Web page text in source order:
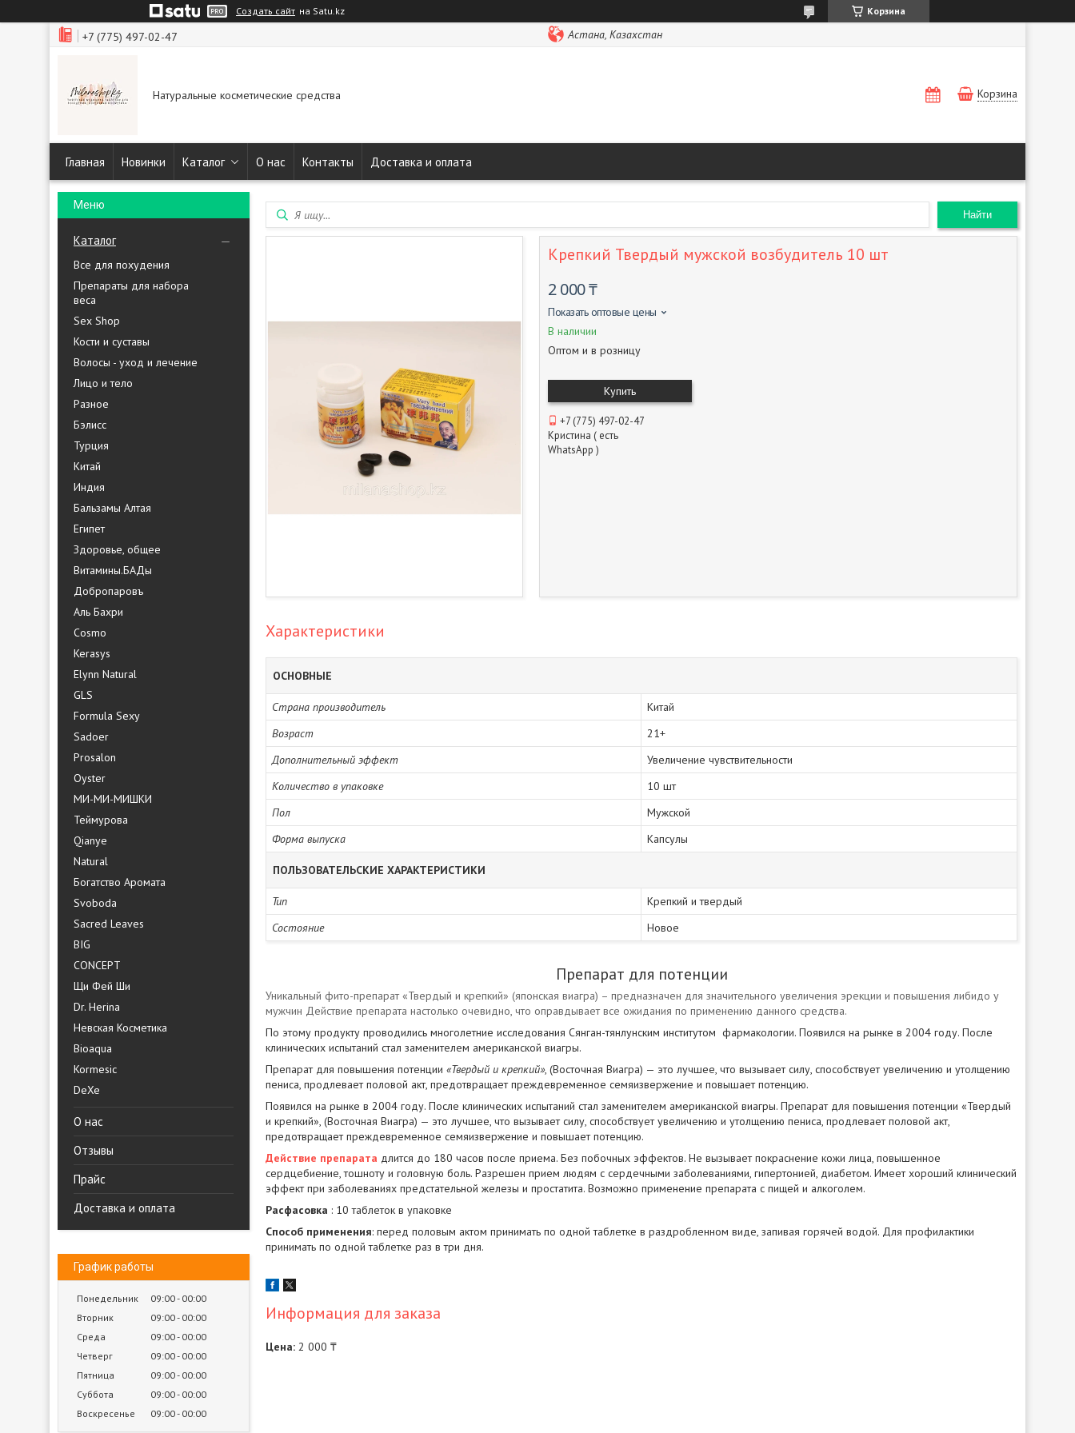
Создать сайт на Satu.kz Корзина
+7 (775) 497-02-47 Астана, Казахстан
Натуральные косметические средства Корзина
Главная Новинки Каталог О нас Контакты Доставка и оплата
Каталог
Все для похудения
Препараты для набора
веса
Sex Shop
Кости и суставы
Волосы - уход и лечение
Лицо и тело
Разное
Бэлисс
Турция
Китай
Индия
Бальзамы Алтая
Египет
Здоровье, общее
Витамины.БАДы
Добропаровъ
Аль Бахри
Cosmo
Kerasys
Elynn Natural
GLS
Formula Sexy
Sadoer
Prosalon
Oyster
МИ-МИ-МИШКИ
Теймурова
Qianye
Natural
Богатство Аромата
Svoboda
Sacred Leaves
BIG
CONCEPT
Щи Фей Ши
Dr. Herina
Невская Косметика
Bioaqua
Kormesic
DeXe
О нас
Отзывы
Прайс
Доставка и оплата
График работы
Понедельник 09:00 00:00
Вторник
09:00 00:00
Среда
09:00 00:00
Четверг
09:00 00:00
Пятница
09:00 00:00
Суббота
09:00 00:00
Воскресенье
09:00 00:00
Найти
Крепкий Твердый мужской возбудитель 10 шт
2 000 ₸
Показать оптовые цены
В наличии
Оптом и в розницу
Купить
+7 (775) 497-02-47
Кристина ( есть
WhatsApp )
Характеристики
ОСНОВНЫЕ
Страна производитель
Китай
Возраст
21+
Дополнительный эффект
Увеличение чувствительности
Количество в упаковке
10 шт
Пол
Мужской
Форма выпуска
Капсулы
ПОЛЬЗОВАТЕЛЬСКИЕ ХАРАКТЕРИСТИКИ
Тип
Крепкий и твердый
Состояние
Новое
Препарат для потенции
Уникальный фито-препарат «Твердый и крепкий» (японская виагра) – предназначен для значительного увеличения эрекции и повышения либидо у
мужчин Действие препарата настолько очевидно, что оправдывает все ожидания по применению данного средства.
По этому продукту проводились многолетние исследования Сянган-тянлунским институтом фармакологии. Появился на рынке в 2004 году. После
клинических испытаний стал заменителем американской виагры.
Препарат для повышения потенции «Твердый и крепкий», (Восточная Виагра) — это лучшее, что вызывает силу, способствует увеличению и утолщению
пениса, продлевает половой акт, предотвращает преждевременное семяизвержение и повышает потенцию.
Появился на рынке в 2004 году. После клинических испытаний стал заменителем американской виагры. Препарат для повышения потенции «Твердый
и крепкий», (Восточная Виагра) — это лучшее, что вызывает силу, способствует увеличению и утолщению пениса, продлевает половой акт,
предотвращает преждевременное семяизвержение и повышает потенцию.
Действие препарата длится до 180 часов после приема. Без побочных эффектов. Не вызывает покраснение кожи лица, повышенное
сердцебиение, тошноту и головную боль. Разрешен прием людям с сердечными заболеваниями, гипертонией, диабетом. Имеет хороший клинический
эффект при заболеваниях предстательной железы и простатита. Возможно применение препарата с пищей и алкоголем.
Расфасовка : 10 таблеток в упаковке
Способ применения: перед половым актом принимать по одной таблетке в раздробленном виде, запивая горячей водой. Для профилактики
принимать по одной таблетке раз в три дня.
Информация для заказа
Цена: 2 000 ₸